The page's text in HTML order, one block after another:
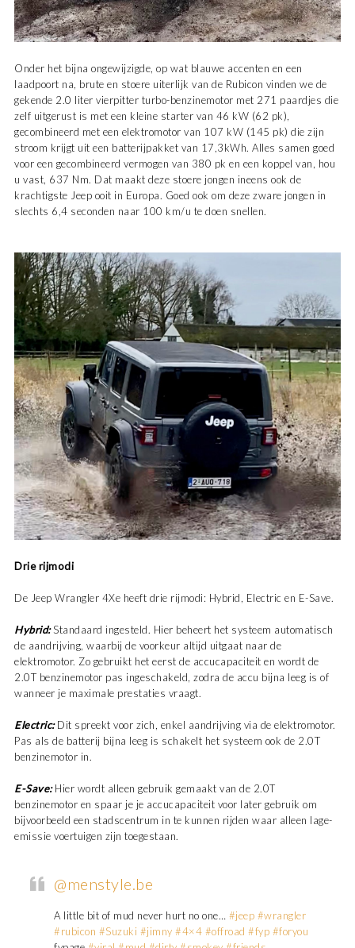
Onder het bijna ongewijzigde, op wat blauwe accenten en een
laadpoort na, brute en stoere uiterlijk van de Rubicon vinden we de
gekende 2.0 liter vierpitter turbo-benzinemotor met 271 paardjes die
zelf uitgerust is met een kleine starter van 46 kW (62 pk),
gecombineerd met een elektromotor van 107 kW (145 pk) die zijn
stroom krijgt uit een batterijpakket van 17,3kWh. Alles samen goed
voor een gecombineerd vermogen van 380 pk en een koppel van, hou
u vast, 637 Nm. Dat maakt deze stoere jongen ineens ook de
krachtigste Jeep ooit in Europa. Goed ook om deze zware jongen in
slechts 6,4 seconden naar 100 km/u te doen snellen.
Drie rijmodi
De Jeep Wrangler 4Xe heeft drie rijmodi: Hybrid, Electric en E-Save.
Hybrid:Standaard ingesteld. Hier beheert het systeem automatisch
de aandrijving, waarbij de voorkeur altijd uitgaat naar de
elektromotor. Zo gebruikt het eerst de accucapaciteit en wordt de
2.0T benzinemotor pas ingeschakeld, zodra de accu bijna leeg is of
wanneer je maximale prestaties vraagt.
Electric:Dit spreekt voor zich, enkel aandrijving via de elektromotor.
Pas als de batterij bijna leeg is schakelt het systeem ook de 2.0T
benzinemotor in.
E-Save:Hier wordt alleen gebruik gemaakt van de 2.0T
benzinemotor en spaar je je accucapaciteit voor later gebruik om
bijvoorbeeld een stadscentrum in te kunnen rijden waar alleen lage-
emissie voertuigen zijn toegestaan.
@menstyle.be
A little bit of mud never hurt no one… #jeep #wrangler
#rubicon #Suzuki #jimny #4×4 #offroad #fyp #foryou